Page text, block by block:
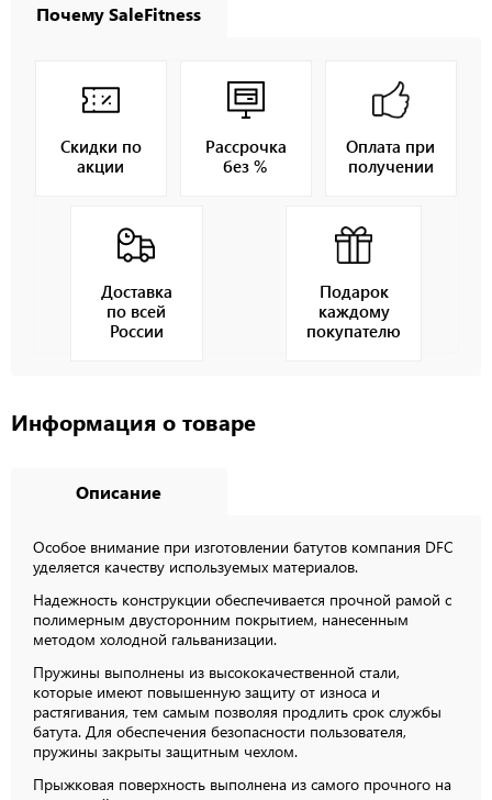
Почему SaleFitness
Скидки по
акции
Рассрочка
без %
Оплата при
получении
Доставка
по всей
России
Подарок
каждому
покупателю
Информация о товаре
Описание
Особое внимание при изготовлении батутов компания DFC
уделяется качеству используемых материалов.
Надежность конструкции обеспечивается прочной рамой с
полимерным двусторонним покрытием, нанесенным
методом холодной гальванизации.
Пружины выполнены из высококачественной стали,
которые имеют повышенную защиту от износа и
растягивания, тем самым позволяя продлить срок службы
батута. Для обеспечения безопасности пользователя,
пружины закрыты защитным чехлом.
Прыжковая поверхность выполнена из самого прочного на